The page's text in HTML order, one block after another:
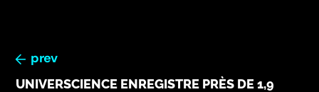
prev
UNIVERSCIENCE ENREGISTRE PRÈS DE 1,9